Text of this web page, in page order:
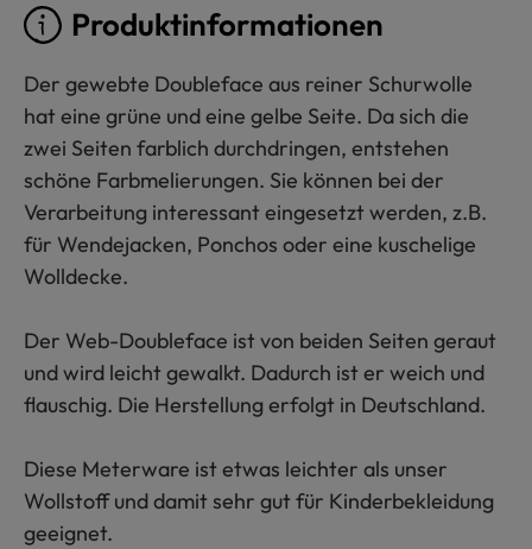
Produktinformationen
Der gewebte Doubleface aus reiner Schurwolle
hat eine grüne und eine gelbe Seite. Da sich die
zwei Seiten farblich durchdringen, entstehen
schöne Farbmelierungen. Sie können bei der
Verarbeitung interessant eingesetzt werden, z.B.
für Wendejacken, Ponchos oder eine kuschelige
Wolldecke.
Der Web-Doubleface ist von beiden Seiten geraut
und wird leicht gewalkt. Dadurch ist er weich und
flauschig. Die Herstellung erfolgt in Deutschland.
Diese Meterware ist etwas leichter als unser
Wollstoff und damit sehr gut für Kinderbekleidung
geeignet.